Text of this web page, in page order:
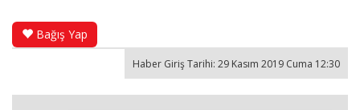
Bağış Yap
Haber Giriş Tarihi: 29 Kasım 2019 Cuma 12:30